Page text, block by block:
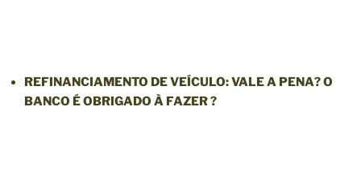
REFINANCIAMENTO DE VEÍCULO: VALE A PENA? O
BANCO É OBRIGADO À FAZER ?